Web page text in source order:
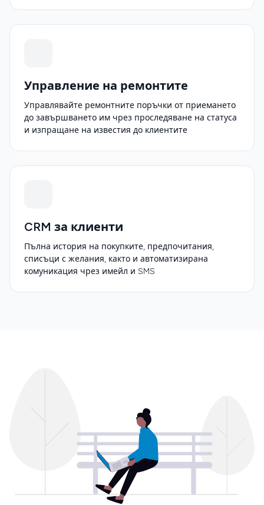
Управление на ремонтите
Управлявайте ремонтните поръчки от приемането
до завършването им чрез проследяване на статуса
и изпращане на известия до клиентите
CRM за клиенти
Пълна история на покупките, предпочитания,
списъци с желания, както и автоматизирана
комуникация чрез имейл и SMS